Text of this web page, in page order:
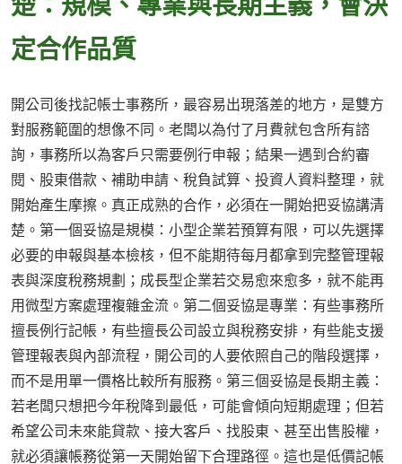
定合作品質
開公司後找記帳士事務所，最容易出現落差的地方，是雙方
對服務範圍的想像不同。老闆以為付了月費就包含所有諮
詢，事務所以為客戶只需要例行申報；結果一遇到合約審
閱、股東借款、補助申請、稅負試算、投資人資料整理，就
開始產生摩擦。真正成熟的合作，必須在一開始把妥協講清
楚。第一個妥協是規模：小型企業若預算有限，可以先選擇
必要的申報與基本檢核，但不能期待每月都拿到完整管理報
表與深度稅務規劃；成長型企業若交易愈來愈多，就不能再
用微型方案處理複雜金流。第二個妥協是專業：有些事務所
擅長例行記帳，有些擅長公司設立與稅務安排，有些能支援
管理報表與內部流程，開公司的人要依照自己的階段選擇，
而不是用單一價格比較所有服務。第三個妥協是長期主義：
若老闆只想把今年稅降到最低，可能會傾向短期處理；但若
希望公司未來能貸款、接大客戶、找股東、甚至出售股權，
就必須讓帳務從第一天開始留下合理路徑。這也是低價記帳